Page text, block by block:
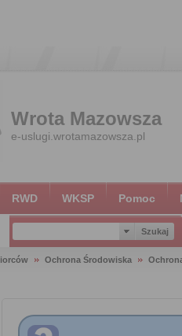
Wrota Mazowsza
e-uslugi.wrotamazowsza.pl
RWD WKSP Pomoc
Ochrona Środowiska